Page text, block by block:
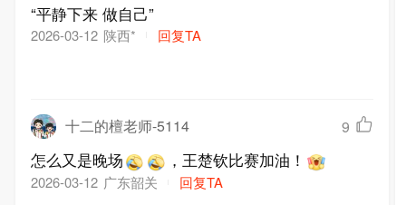
“平静下来 做自己”
2026-03-12 陕西* 回复TA
十二的檀老师-5114 9
怎么又是晚场 ，王楚钦比赛加油！
2026-03-12 广东韶关 回复TA